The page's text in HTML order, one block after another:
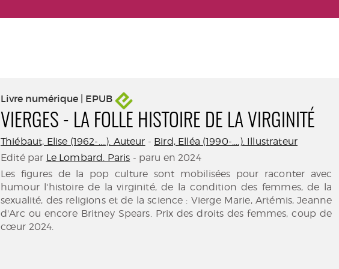
Livre numérique | EPUB
VIERGES - LA FOLLE HISTOIRE DE LA VIRGINITÉ
Thiébaut, Elise (1962-....). Auteur - Bird, Elléa (1990-....). Illustrateur
Edité par Le Lombard. Paris - paru en 2024
Les figures de la pop culture sont mobilisées pour raconter avec
humour l'histoire de la virginité, de la condition des femmes, de la
sexualité, des religions et de la science : Vierge Marie, Artémis, Jeanne
d'Arc ou encore Britney Spears. Prix des droits des femmes, coup de
cœur 2024.